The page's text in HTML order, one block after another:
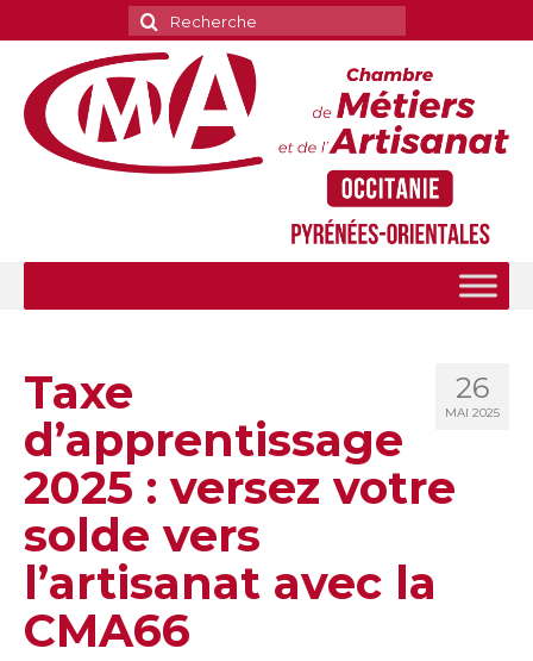
Rechercher
:
26
MAI 2025
Taxe
d’apprentissage
2025 : versez votre
solde vers
l’artisanat avec la
CMA66